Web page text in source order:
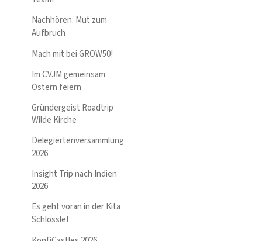
Nachhören: Mut zum
Aufbruch
Mach mit bei GROW50!
Im CVJM gemeinsam
Ostern feiern
Gründergeist Roadtrip
Wilde Kirche
Delegiertenversammlung
2026
Insight Trip nach Indien
2026
Es geht voran in der Kita
Schlössle!